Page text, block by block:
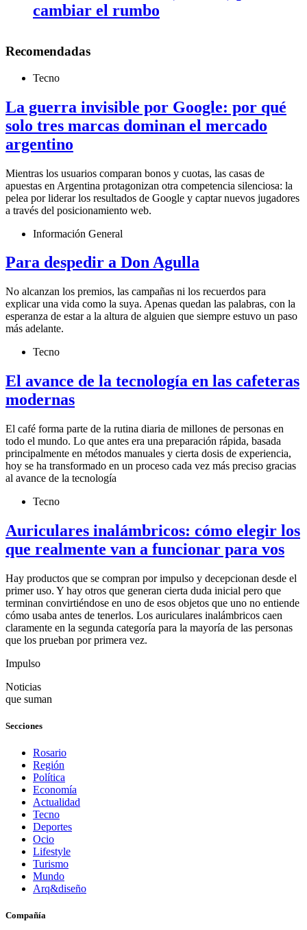
cambiar el rumbo
Recomendadas
Tecno
La guerra invisible por Google: por qué
solo tres marcas dominan el mercado
argentino
Mientras los usuarios comparan bonos y cuotas, las casas de
apuestas en Argentina protagonizan otra competencia silenciosa: la
pelea por liderar los resultados de Google y captar nuevos jugadores
a través del posicionamiento web.
Información General
Para despedir a Don Agulla
No alcanzan los premios, las campañas ni los recuerdos para
explicar una vida como la suya. Apenas quedan las palabras, con la
esperanza de estar a la altura de alguien que siempre estuvo un paso
más adelante.
Tecno
El avance de la tecnología en las cafeteras
modernas
El café forma parte de la rutina diaria de millones de personas en
todo el mundo. Lo que antes era una preparación rápida, basada
principalmente en métodos manuales y cierta dosis de experiencia,
hoy se ha transformado en un proceso cada vez más preciso gracias
al avance de la tecnología
Tecno
Auriculares inalámbricos: cómo elegir los
que realmente van a funcionar para vos
Hay productos que se compran por impulso y decepcionan desde el
primer uso. Y hay otros que generan cierta duda inicial pero que
terminan convirtiéndose en uno de esos objetos que uno no entiende
cómo usaba antes de tenerlos. Los auriculares inalámbricos caen
claramente en la segunda categoría para la mayoría de las personas
que los prueban por primera vez.
Impulso
Noticias
que suman
Secciones
Rosario
Región
Política
Economía
Actualidad
Tecno
Deportes
Ocio
Lifestyle
Turismo
Mundo
Arq&diseño
Compañía